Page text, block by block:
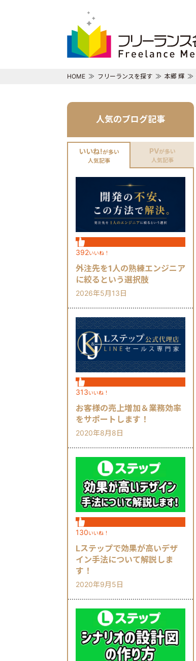
HOME フリーランスを探す 本郷 輝
人気のブログ記事
いいね!が多い
人気記事
PVが多い
人気記事
392いいね！
外注先を1人の熟練エンジニア
に絞るという選択肢
2026年5月13日
313いいね！
お客様の売上増加＆業務効率
をサポートします！
2020年8月8日
130いいね！
Lステップで効果が高いデザ
イン手法について解説しま
す！
2020年9月5日